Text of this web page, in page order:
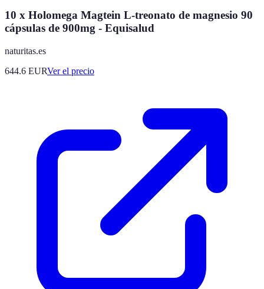
10 x Holomega Magtein L-treonato de magnesio 90
cápsulas de 900mg - Equisalud
naturitas.es
644.6 EURVer el precio